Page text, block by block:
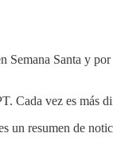
Semana Santa y
Cada vez es más
un resumen de